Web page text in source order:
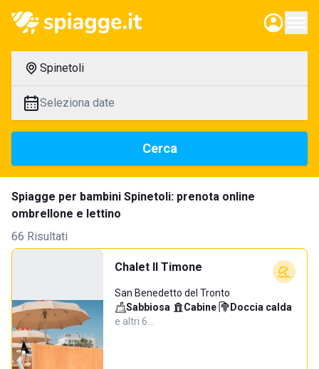
Spinetoli
Seleziona date
Cerca
Spiagge per bambini Spinetoli: prenota online
ombrellone e lettino
66 Risultati
Chalet Il Timone
San Benedetto del Tronto
Sabbiosa· Cabine· Doccia calda·
e altri 6…